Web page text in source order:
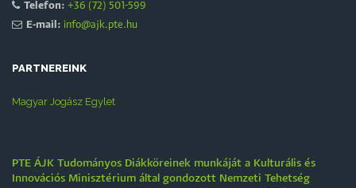
Telefon: +36 (72) 501-599
E-mail: info@ajk.pte.hu
PARTNEREINK
Magyar Jogász Egylet
PTE ÁJK Tudományos Diákköreinek munkáját a Kulturális és
Innovációs Minisztérium által gondozott Nemzeti Tehetség